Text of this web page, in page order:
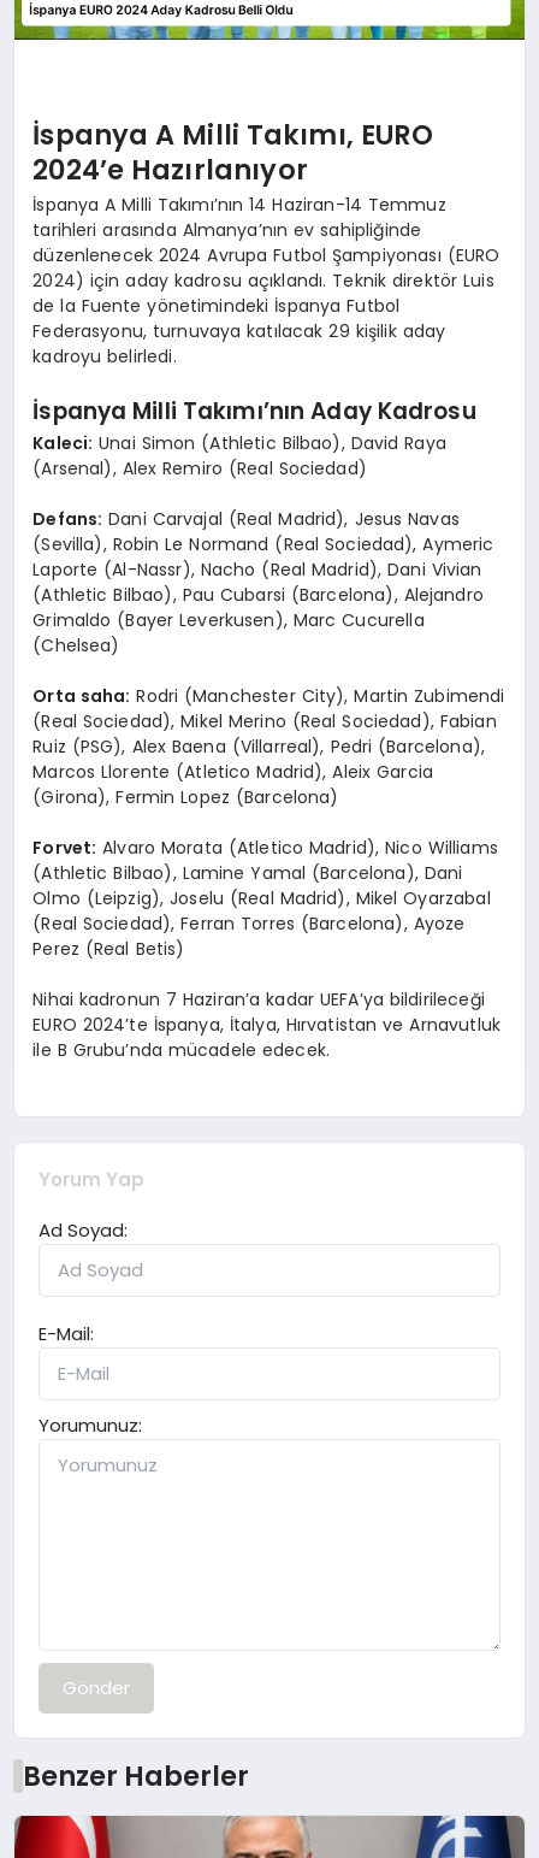
İspanya A Milli Takımı, EURO
2024’e Hazırlanıyor
İspanya A Milli Takımı’nın 14 Haziran-14 Temmuz
tarihleri arasında Almanya’nın ev sahipliğinde
düzenlenecek 2024 Avrupa Futbol Şampiyonası (EURO
2024) için aday kadrosu açıklandı. Teknik direktör Luis
de la Fuente yönetimindeki İspanya Futbol
Federasyonu, turnuvaya katılacak 29 kişilik aday
kadroyu belirledi.
İspanya Milli Takımı’nın Aday Kadrosu
Kaleci: Unai Simon (Athletic Bilbao), David Raya
(Arsenal), Alex Remiro (Real Sociedad)
Defans: Dani Carvajal (Real Madrid), Jesus Navas
(Sevilla), Robin Le Normand (Real Sociedad), Aymeric
Laporte (Al-Nassr), Nacho (Real Madrid), Dani Vivian
(Athletic Bilbao), Pau Cubarsi (Barcelona), Alejandro
Grimaldo (Bayer Leverkusen), Marc Cucurella
(Chelsea)
Orta saha: Rodri (Manchester City), Martin Zubimendi
(Real Sociedad), Mikel Merino (Real Sociedad), Fabian
Ruiz (PSG), Alex Baena (Villarreal), Pedri (Barcelona),
Marcos Llorente (Atletico Madrid), Aleix Garcia
(Girona), Fermin Lopez (Barcelona)
Forvet: Alvaro Morata (Atletico Madrid), Nico Williams
(Athletic Bilbao), Lamine Yamal (Barcelona), Dani
Olmo (Leipzig), Joselu (Real Madrid), Mikel Oyarzabal
(Real Sociedad), Ferran Torres (Barcelona), Ayoze
Perez (Real Betis)
Nihai kadronun 7 Haziran’a kadar UEFA’ya bildirileceği
EURO 2024’te İspanya, İtalya, Hırvatistan ve Arnavutluk
ile B Grubu’nda mücadele edecek.
Yorum Yap
Ad Soyad:
E-Mail:
Yorumunuz:
Gönder
Benzer Haberler